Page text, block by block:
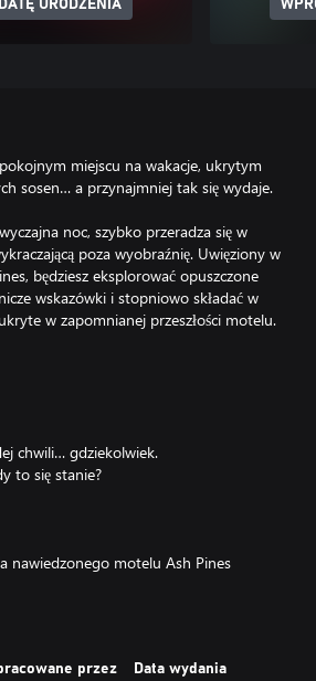
URODZENIA
miejscu na wakacje, ukrytym
sosen… a przynajmniej tak się wydaje.
noc, szybko przeradza się w
poza wyobraźnię. Uwięziony w
będziesz eksplorować opuszczone
wskazówki i stopniowo składać w
w zapomnianej przeszłości motelu.
chwili… gdziekolwiek.
to się stanie?
nawiedzonego motelu Ash Pines
sekrety
idealne dla fanów horroru
przez Data wydania